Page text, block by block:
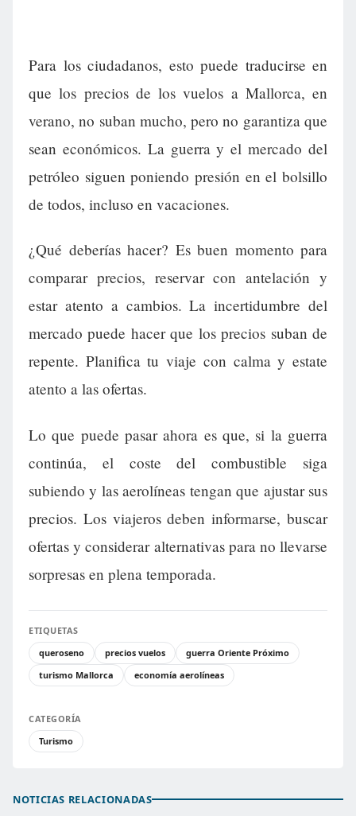
Para los ciudadanos, esto puede traducirse en
que los precios de los vuelos a Mallorca, en
verano, no suban mucho, pero no garantiza que
sean económicos. La guerra y el mercado del
petróleo siguen poniendo presión en el bolsillo
de todos, incluso en vacaciones.
¿Qué deberías hacer? Es buen momento para
comparar precios, reservar con antelación y
estar atento a cambios. La incertidumbre del
mercado puede hacer que los precios suban de
repente. Planifica tu viaje con calma y estate
atento a las ofertas.
Lo que puede pasar ahora es que, si la guerra
continúa, el coste del combustible siga
subiendo y las aerolíneas tengan que ajustar sus
precios. Los viajeros deben informarse, buscar
ofertas y considerar alternativas para no llevarse
sorpresas en plena temporada.
ETIQUETAS
queroseno
precios vuelos
guerra Oriente Próximo
turismo Mallorca
economía aerolíneas
CATEGORÍA
Turismo
NOTICIAS RELACIONADAS